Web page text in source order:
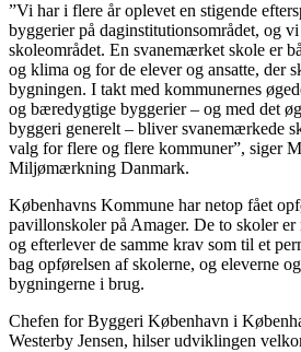
”Vi har i flere år oplevet en stigende
byggerier på daginstitutionsområdet, og vi
skoleområdet. En svanemærket skole er
og klima og for de elever og ansatte, der
bygningen. I takt med kommunernes
og bæredygtige byggerier – og med det
byggeri generelt – bliver svanemærkede
valg for flere og flere kommuner”, siger
Miljømærkning Danmark.
Københavns Kommune har netop fået
pavillonskoler på Amager. De to skoler
og efterlever de samme krav som til et
bag opførelsen af skolerne, og eleverne
bygningerne i brug.
Chefen for Byggeri København i
Westerby Jensen, hilser udviklingen